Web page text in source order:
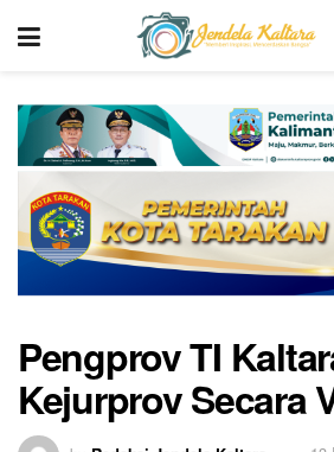
Pengprov TI
Kejurprov Secara